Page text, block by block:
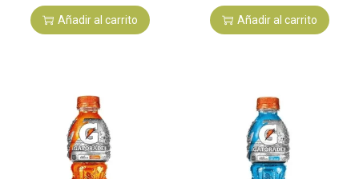
Añadir al carrito Añadir al carrito